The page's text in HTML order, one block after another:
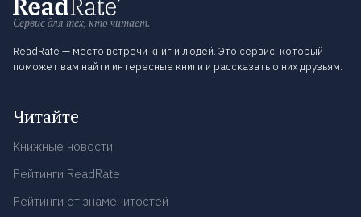
Сервис для тех, кто читает.
ReadRate — место встречи книг и людей. Это сервис, который
поможет вам найти интересные книги и рассказать о них друзьям.
Читайте
Книжные новости
Рейтинги ReadRate
Рейтинги от знаменитостей